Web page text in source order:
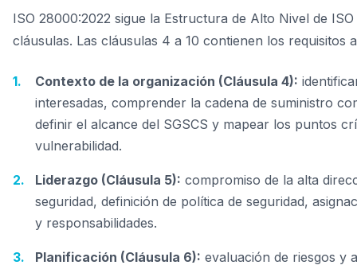
ISO 28000:2022 sigue la Estructura de Alto Nivel de
cláusulas. Las cláusulas 4 a 10 contienen los requisitos
Contexto de la organización (Cláusula 4):
interesadas, comprender la cadena de suministro
definir el alcance del SGSCS y mapear los puntos
vulnerabilidad.
Liderazgo (Cláusula 5): compromiso de la alta
seguridad, definición de política de seguridad,
y responsabilidades.
Planificación (Cláusula 6): evaluación de riesgos y